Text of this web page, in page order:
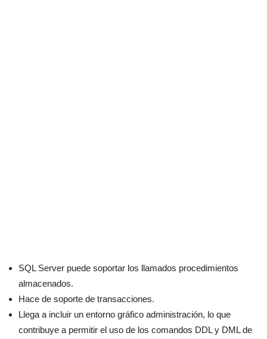
SQL Server puede soportar los llamados procedimientos
almacenados.
Hace de soporte de transacciones.
Llega a incluir un entorno gráfico administración, lo que
contribuye a permitir el uso de los comandos DDL y DML de